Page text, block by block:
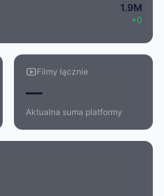
1.9M
+0
Filmy łącznie
—
Aktualna suma platformy